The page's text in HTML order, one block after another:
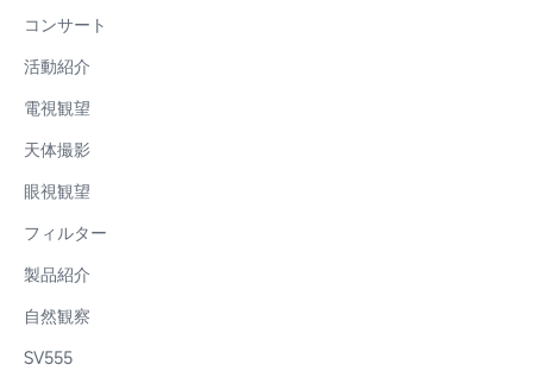
コンサート
活動紹介
電視観望
天体撮影
眼視観望
フィルター
製品紹介
自然観察
SV555